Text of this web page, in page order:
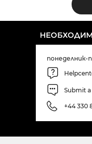
понеделник-
Submit
+44 330